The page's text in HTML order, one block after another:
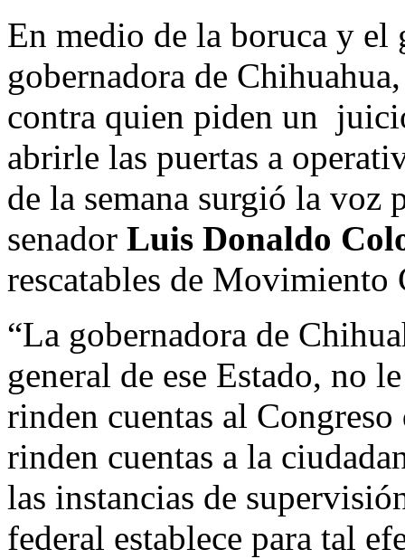
En medio de la boruca y
gobernadora de
contra quien piden un
abrirle las puertas a
de la semana surgió la voz
senador Luis Donaldo
rescatables de
“La gobernadora de
general de ese Estado, no
rinden cuentas al
rinden cuentas a la
las instancias de
federal establece para tal